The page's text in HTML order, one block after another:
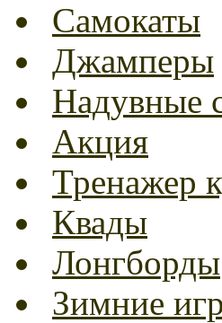
Самокаты
Джамперы
Надувные
Акция
Тренажер
Квады
Лонгборды
Зимние